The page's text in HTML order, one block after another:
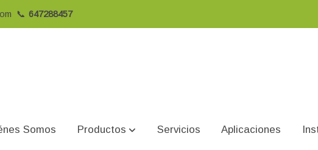
📞 647288457
Somos Productos Servicios Aplicaciones